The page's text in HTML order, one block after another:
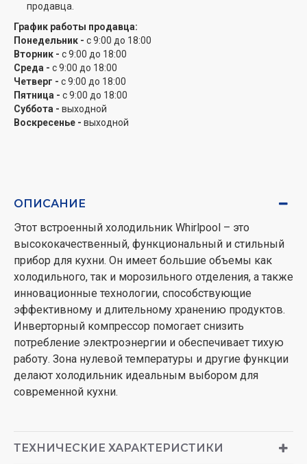
продавца.
График работы продавца:
Понедельник - с 9:00 до 18:00
Вторник - с 9:00 до 18:00
Среда - с 9:00 до 18:00
Четверг - с 9:00 до 18:00
Пятница - с 9:00 до 18:00
Суббота - выходной
Воскресенье - выходной
ОПИСАНИЕ
Этот встроенный холодильник Whirlpool – это
высококачественный, функциональный и стильный
прибор для кухни. Он имеет большие объемы как
холодильного, так и морозильного отделения, а также
инновационные технологии, способствующие
эффективному и длительному хранению продуктов.
Инверторный компрессор помогает снизить
потребление электроэнергии и обеспечивает тихую
работу. Зона нулевой температуры и другие функции
делают холодильник идеальным выбором для
современной кухни.
ТЕХНИЧЕСКИЕ ХАРАКТЕРИСТИКИ